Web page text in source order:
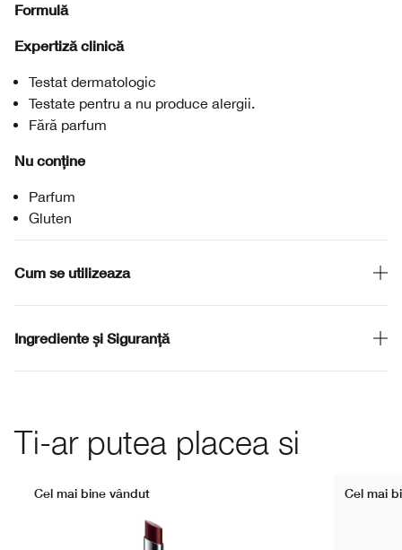
Formulă
Expertiză clinică
Testat dermatologic
Testate pentru a nu produce alergii.
Fără parfum
Nu conține
Parfum
Gluten
Cum se utilizeaza
Ingrediente și Siguranță
Ti-ar putea placea si
Cel mai bine vândut Cel mai